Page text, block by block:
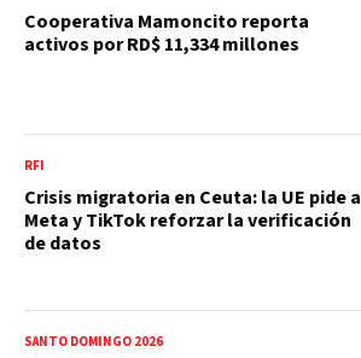
Cooperativa Mamoncito reporta
activos por RD$ 11,334 millones
RFI
Crisis migratoria en Ceuta: la UE pide a
Meta y TikTok reforzar la verificación
de datos
SANTO DOMINGO 2026